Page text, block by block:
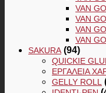
VAN
VAN
VAN
VAN
SAKURA (94)
QUICKIE
ΕΡΓΑΛΕΊΑ
GELLY ROLL